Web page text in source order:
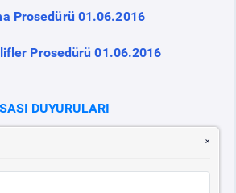
Prosedürü 01.06.2016
Prosedürü 01.06.2016
DUYURULARI